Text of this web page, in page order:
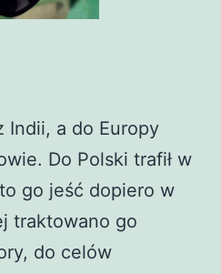
Indii, a do Europy
Do Polski trafił w
go jeść dopiero w
traktowano go
do celów